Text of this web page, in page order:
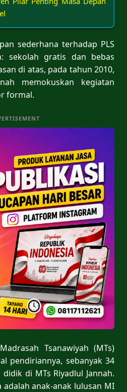
sederhana terhadap PLS
sekolah gratis dan bebas
di atas, pada tahun 2010,
memokuskan kegiatan
formal.
Tsanawiyah (MTs)
pendiriannya, sebanyak 34
di MTs Riyadlul Jannah.
anak-anak lulusan MI